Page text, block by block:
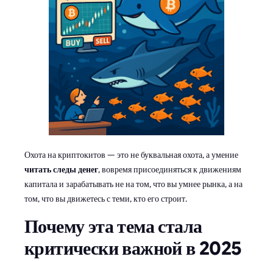
Охота на криптокитов — это не буквальная охота, а умение
читать следы денег, вовремя присоединяться к движениям
капитала и зарабатывать не на том, что вы умнее рынка, а на
том, что вы движетесь с теми, кто его строит.
Почему эта тема стала
критически важной в 2025